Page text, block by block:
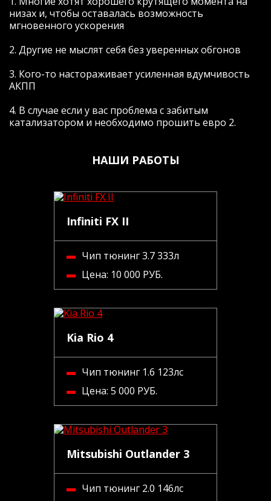
низах и, чтобы оставалась возможность
мгновенного ускорения
2. Другие не мыслят себя без уверенных обгонов
3. Кого-то настораживает усиленная вдумчивость
АКПП
4. В случае если у вас проблема с забитым
катализатором и необходимо прошить евро 2.
НАШИ РАБОТЫ
Infiniti FX II
Чип тюнинг 3.7 333л
Цена: 10 000 РУБ.
Kia Rio 4
Чип тюнинг 1.6 123лс
Цена: 5 000 РУБ.
Mitsubishi Outlander 3
Чип тюнинг 2.0 146лс